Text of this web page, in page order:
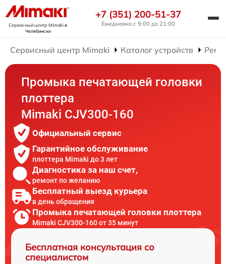
Сервисный центр Mimakiв
Челябинске
+7 (351) 200-51-37
Ежедневно с 9:00 до 21:00
Сервисный центр Mimaki Каталог устройств
Промыка печатающей головки
плоттера
Mimaki CJV300-160
Официальный сервис
Гарантийное обслуживание
плоттера Mimaki до 3 лет
Диагностика за наш счет,
ремонт по желанию
Бесплатный выезд курьера
в день обращения
Промыка печатающей головки плоттера
Mimaki CJV300-160 от 35 минут
Бесплатная консультация со
специалистом